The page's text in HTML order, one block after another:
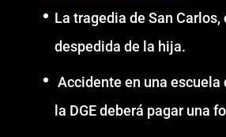
La tragedia de San Carlos,
despedida de la hija.
Accidente en una escuela
la DGE deberá pagar una